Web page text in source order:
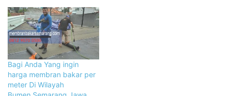
Bagi Anda Yang ingin
harga membran bakar per
meter Di Wilayah